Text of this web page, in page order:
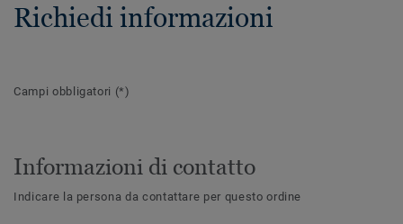
Richiedi informazioni
Campi obbligatori (*)
Informazioni di contatto
Indicare la persona da contattare per questo ordine